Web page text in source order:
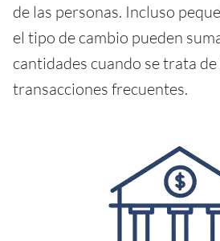
de las personas. Incluso
el tipo de cambio pueden
cantidades cuando se trata
transacciones frecuentes.